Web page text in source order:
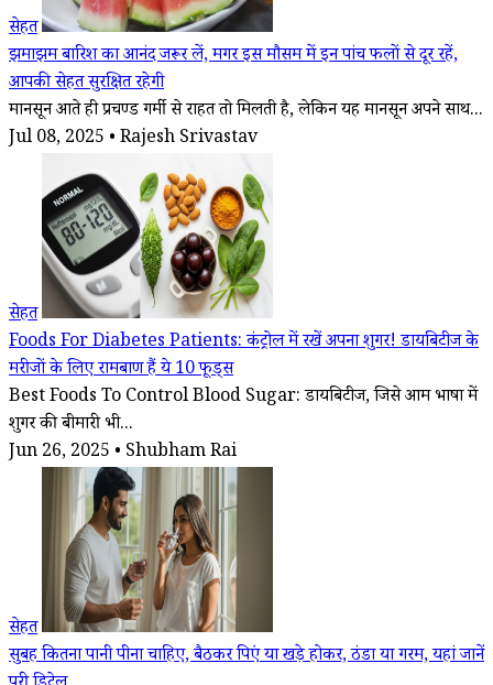
सेहत
झमाझम बारिश का आनंद जरूर लें, मगर इस मौसम में इन पांच फलों से दूर रहें,
आपकी सेहत सुरक्षित रहेगी
मानसून आते ही प्रचण्ड गर्मी से राहत तो मिलती है, लेकिन यह मानसून अपने साथ...
Jul 08, 2025 • Rajesh Srivastav
सेहत
Foods For Diabetes Patients: कंट्रोल में रखें अपना शुगर! डायबिटीज के
मरीजों के लिए रामबाण हैं ये 10 फूड्स
Best Foods To Control Blood Sugar: डायबिटीज, जिसे आम भाषा में
शुगर की बीमारी भी...
Jun 26, 2025 • Shubham Rai
सेहत
सुबह कितना पानी पीना चाहिए, बैठकर पिएं या खड़े होकर, ठंडा या गरम, यहां जानें